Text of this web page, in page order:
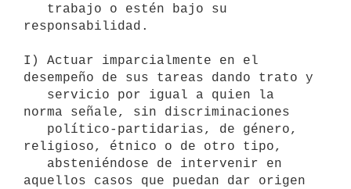
responsabilidad.
I) Actuar imparcialmente en el
desempeño de sus tareas dando trato y
norma señale, sin discriminaciones
religioso, étnico o de otro tipo,
aquellos casos que puedan dar origen